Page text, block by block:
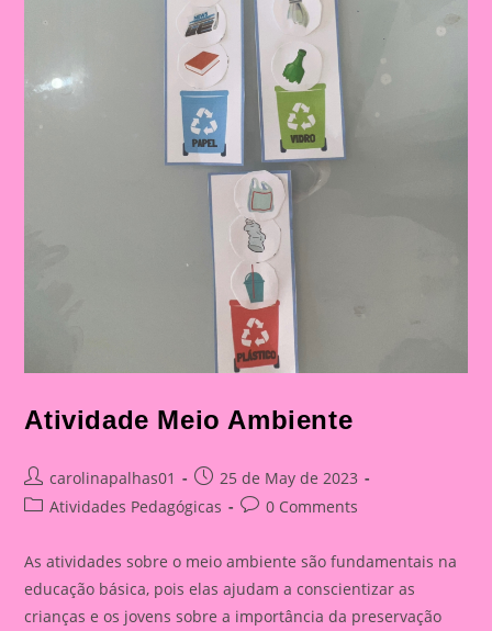
Atividade Meio Ambiente
Post
author:
carolinapalhas01
Post
published:
25 de May de 2023
PostAtividades Pedagógicas
Post0 Comments
As atividades sobre o meio ambiente são fundamentais na
educação básica, pois elas ajudam a conscientizar as
crianças e os jovens sobre a importância da preservação